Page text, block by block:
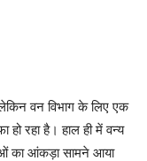
वन विभाग के लिए एक
रहा है। हाल ही में वन्य
का आंकड़ा सामने आया